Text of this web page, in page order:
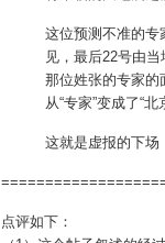
这位预测不准的专
见，最后22号由
那位姓张的专家的
从“专家”变成了“北
这就是虚报的下场
点评如下：